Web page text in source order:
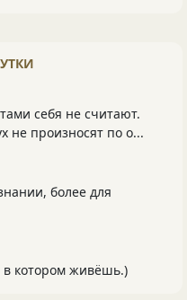
себя не считают.
не произносят по о...
более для
котором живёшь.)